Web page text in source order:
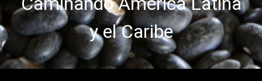
y el Caribe